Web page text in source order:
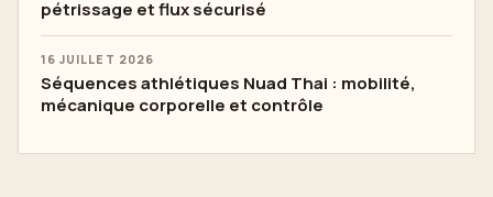
pétrissage et flux sécurisé
16 JUILLET 2026
Séquences athlétiques Nuad Thai : mobilité,
mécanique corporelle et contrôle